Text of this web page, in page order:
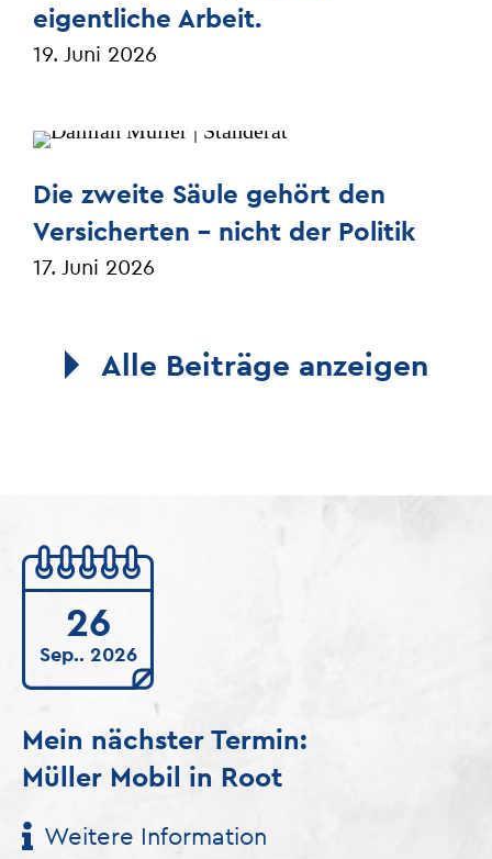
eigentliche Arbeit.
19. Juni 2026
Die zweite Säule gehört den
Versicherten – nicht der Politik
17. Juni 2026
Alle Beiträge anzeigen
26
Sep.. 2026
Mein nächster Termin:
Müller Mobil in Root
Weitere Information